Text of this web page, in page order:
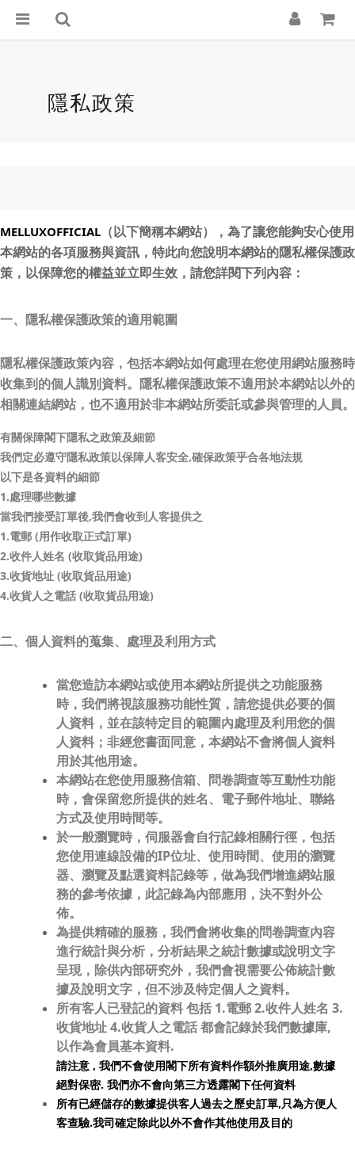
隱私政策
MELLUXOFFICIAL （以下簡稱本網站），為了讓您能夠安心使用
本網站的各項服務與資訊，特此向您說明本網站的隱私權保護政
策，以保障您的權益並立即生效，請您詳閱下列內容：
一、隱私權保護政策的適用範圍
隱私權保護政策內容，包括本網站如何處理在您使用網站服務時
收集到的個人識別資料。隱私權保護政策不適用於本網站以外的
相關連結網站，也不適用於非本網站所委託或參與管理的人員。
有關保障閣下隱私之政策及細節
我們定必遵守隱私政策以保障人客安全,確保政策乎合各地法規
以下是各資料的細節
1.處理哪些數據
當我們接受訂單後,我們會收到人客提供之
1.電郵 (用作收取正式訂單)
2.收件人姓名 (收取貨品用途)
3.收貨地址 (收取貨品用途)
4.收貨人之電話 (收取貨品用途)
二、個人資料的蒐集、處理及利用方式
當您造訪本網站或使用本網站所提供之功能服務
時，我們將視該服務功能性質，請您提供必要的個
人資料，並在該特定目的範圍內處理及利用您的個
人資料；非經您書面同意，本網站不會將個人資料
用於其他用途。
本網站在您使用服務信箱、問卷調查等互動性功能
時，會保留您所提供的姓名、電子郵件地址、聯絡
方式及使用時間等。
於一般瀏覽時，伺服器會自行記錄相關行徑，包括
您使用連線設備的IP位址、使用時間、使用的瀏覽
器、瀏覽及點選資料記錄等，做為我們增進網站服
務的參考依據，此記錄為內部應用，決不對外公
佈。
為提供精確的服務，我們會將收集的問卷調查內容
進行統計與分析，分析結果之統計數據或說明文字
呈現，除供內部研究外，我們會視需要公佈統計數
據及說明文字，但不涉及特定個人之資料。
所有客人已登記的資料 包括 1.電郵 2.收件人姓名 3.
收貨地址 4.收貨人之電話 都會記錄於我們數據庫,
以作為會員基本資料.
請注意 , 我們不會使用閣下所有資料作額外推廣用途,數據
絕對保密. 我們亦不會向第三方透露閣下任何資料
所有已經儲存的數據提供客人過去之歷史訂單,只為方便人
客查驗.我司確定除此以外不會作其他使用及目的